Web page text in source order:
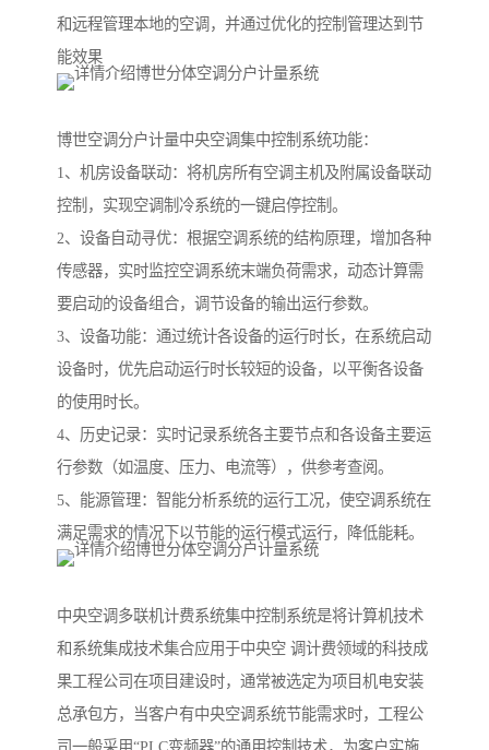
和远程管理本地的空调，并通过优化的控制管理达到节
能效果
博世空调分户计量中央空调集中控制系统功能：
1、机房设备联动：将机房所有空调主机及附属设备联动
控制，实现空调制冷系统的一键启停控制。
2、设备自动寻优：根据空调系统的结构原理，增加各种
传感器，实时监控空调系统末端负荷需求，动态计算需
要启动的设备组合，调节设备的输出运行参数。
3、设备功能：通过统计各设备的运行时长，在系统启动
设备时，优先启动运行时长较短的设备，以平衡各设备
的使用时长。
4、历史记录：实时记录系统各主要节点和各设备主要运
行参数（如温度、压力、电流等），供参考查阅。
5、能源管理：智能分析系统的运行工况，使空调系统在
满足需求的情况下以节能的运行模式运行，降低能耗。
中央空调多联机计费系统集中控制系统是将计算机技术
和系统集成技术集合应用于中央空 调计费领域的科技成
果工程公司在项目建设时，通常被选定为项目机电安装
总承包方，当客户有中央空调系统节能需求时，工程公